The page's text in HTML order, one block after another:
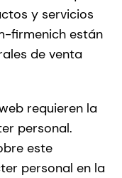
y servicios
firmenich están
de venta
requieren la
personal.
este
personal en la